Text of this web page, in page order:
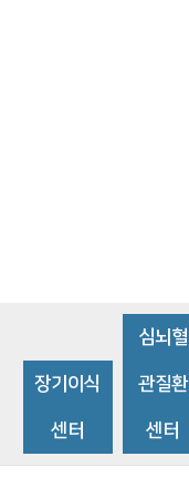
장기이식
센터
심뇌혈
관질환
센터